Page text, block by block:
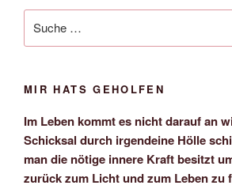
nach:
MIR HATS GEHOLFEN
Im Leben kommt es nicht darauf an
Schicksal durch irgendeine Hölle
man die nötige innere Kraft besitzt
zurück zum Licht und zum Leben zu